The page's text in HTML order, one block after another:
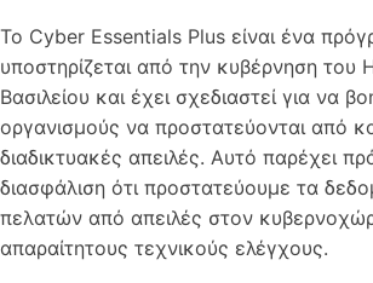
Το Cyber Essentials Plus είναι ένα
υποστηρίζεται από την κυβέρνηση του
Βασιλείου και έχει σχεδιαστεί για να
οργανισμούς να προστατεύονται από
διαδικτυακές απειλές. Αυτό παρέχει
διασφάλιση ότι προστατεύουμε τα
πελατών από απειλές στον
απαραίτητους τεχνικούς ελέγχους.